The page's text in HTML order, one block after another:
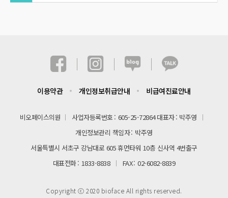
이용약관 개인정보취급안내 비급여진료안내
비오페이스의원 사업자등록번호 605-25-72864대표자 박주영
개인정보관리 책임자 박주영
서울특별시 서초구 강남대로 605 휴먼타워 10층 신사역 4번출구
대표전화 1833-8838 FAX 02-6082-8839
Copyright ⓒ 2020 bioface All rights reserved.